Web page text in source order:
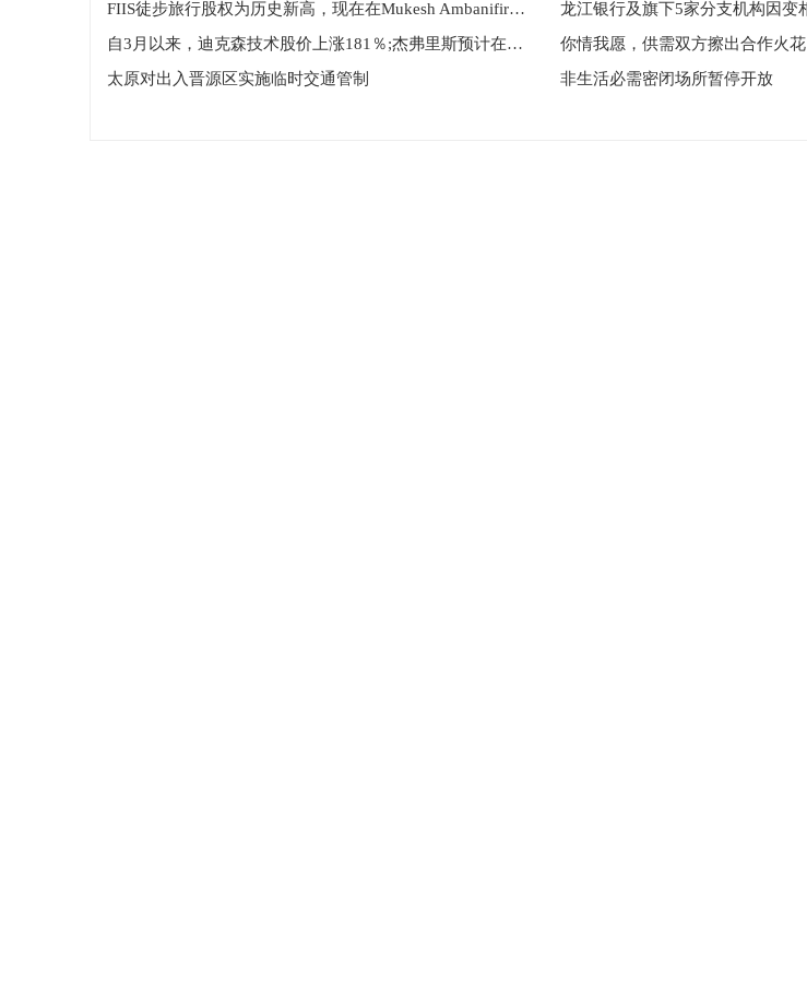
FIIS徒步旅行股权为历史新高，现在在Mukesh Ambanifirm中占有超过25％的份额
自3月以来，迪克森技术股价上涨181％;杰弗里斯预计在印度普通中的进一步上行
你情我愿，供需双方擦出合作火花
太原对出入晋源区实施临时交通管制
非生活必需密闭场所暂停开放